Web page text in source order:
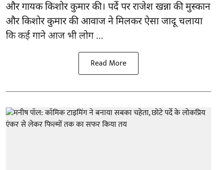
और गायक किशोर कुमार की। पर्दे पर राजेश खन्ना की मुस्कान
और किशोर कुमार कीआवाजने मिलकर ऐसा जादू चलाया
कि कई गाने आज भी लोग ...
Read More